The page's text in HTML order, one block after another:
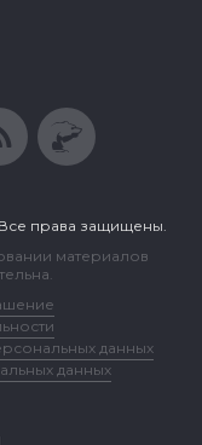
права защищены.
материалов
данных
данных